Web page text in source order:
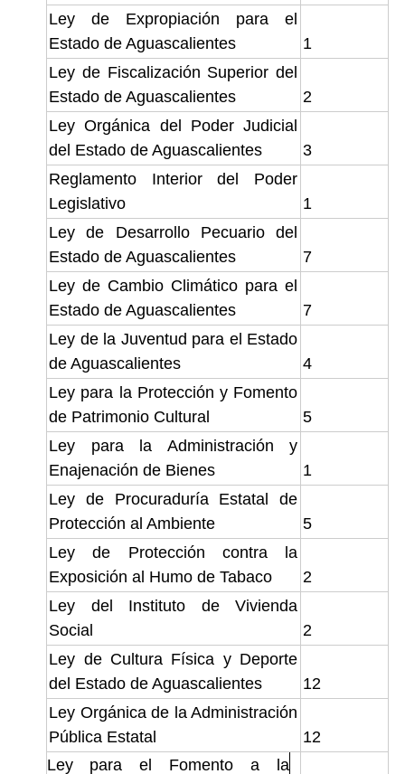
Ley de Expropiación para el
Estado de Aguascalientes
1
Ley de Fiscalización Superior del
Estado de Aguascalientes
2
Ley Orgánica del Poder Judicial
del Estado de Aguascalientes
3
Reglamento Interior del Poder
Legislativo
1
Ley de Desarrollo Pecuario del
Estado de Aguascalientes
7
Ley de Cambio Climático para el
Estado de Aguascalientes
7
Ley de la Juventud para el Estado
de Aguascalientes
4
Ley para la Protección y Fomento
de Patrimonio Cultural
5
Ley para la Administración y
Enajenación de Bienes
1
Ley de Procuraduría Estatal de
Protección al Ambiente
5
Ley de Protección contra la
Exposición al Humo de Tabaco
2
Ley del Instituto de Vivienda
Social
2
Ley de Cultura Física y Deporte
del Estado de Aguascalientes
12
Ley Orgánica de la Administración
Pública Estatal
12
Ley para el Fomento a la